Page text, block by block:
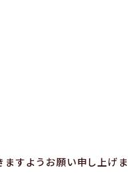
すようお願い申し上げま